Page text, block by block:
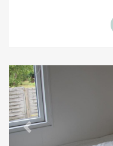
Previous